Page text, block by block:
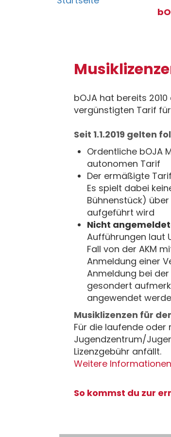
bOJA hat bereits
vergünstigten Tarif
Seit 1.1.2019 gelten
Ordentliche bOJA
autonomen Tarif
Der ermäßigte
Es spielt dabei
Bühnenstück)
aufgeführt wird
Nicht
Aufführungen laut
Fall von der AKM
Anmeldung einer
Anmeldung bei
gesondert
angewendet
Musiklizenzen für
Für die laufende oder
Jugendzentrum/
Lizenzgebühr anfällt.
Weitere Informationen
So kommst du zur